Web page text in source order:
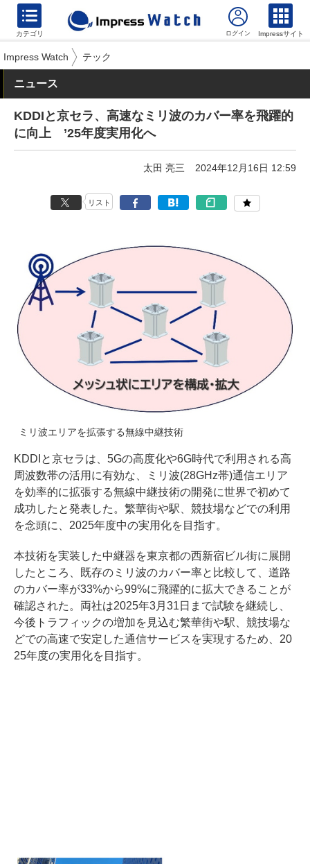
カテゴリ Impressサイト
Impress Watch テック
ニュース
KDDIと京セラ、高速なミリ波のカバー率を飛躍的
に向上 ’25年度実用化へ
太田 亮三 2024年12月16日 12:59
リスト
ミリ波エリアを拡張する無線中継技術
KDDIと京セラは、5Gの高度化や6G時代で利用される高
周波数帯の活用に有効な、ミリ波(28GHz帯)通信エリア
を効率的に拡張する無線中継技術の開発に世界で初めて
成功したと発表した。繁華街や駅、競技場などでの利用
を念頭に、2025年度中の実用化を目指す。
本技術を実装した中継器を東京都の西新宿ビル街に展開
したところ、既存のミリ波のカバー率と比較して、道路
のカバー率が33%から99%に飛躍的に拡大できることが
確認された。両社は2025年3月31日まで試験を継続し、
今後トラフィックの増加を見込む繁華街や駅、競技場な
どでの高速で安定した通信サービスを実現するため、20
25年度の実用化を目指す。